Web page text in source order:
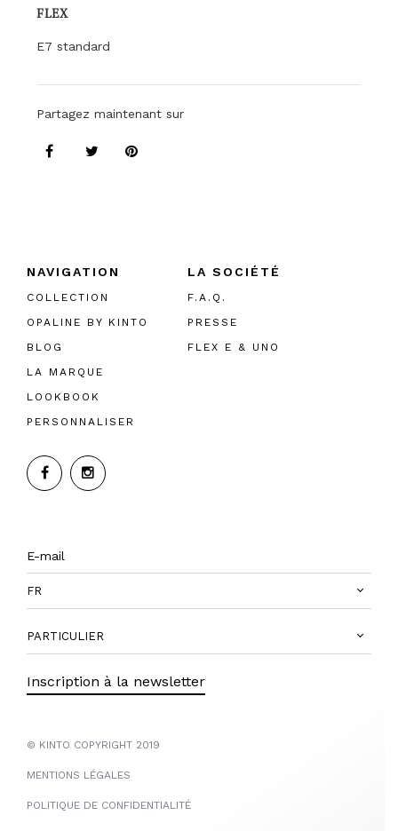
FLEX
E7 standard
Partagez maintenant sur
NAVIGATION
COLLECTION
OPALINE BY KINTO
BLOG
LA MARQUE
LOOKBOOK
PERSONNALISER
LA SOCIÉTÉ
F.A.Q.
PRESSE
FLEX E & UNO
FR
PARTICULIER
Inscription à la newsletter
© KINTO COPYRIGHT 2019
MENTIONS LÉGALES
POLITIQUE DE CONFIDENTIALITÉ